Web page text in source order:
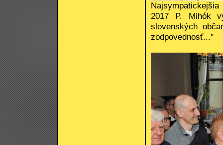
2017 P. Mihók
slovenských
zodpovednosť..."